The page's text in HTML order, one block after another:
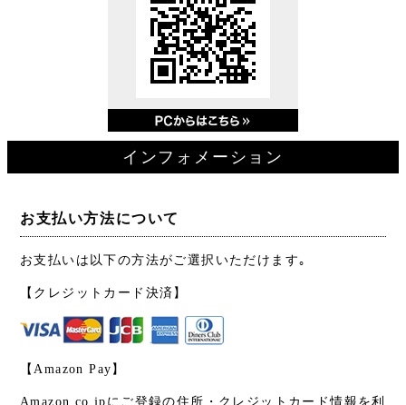
インフォメーション
お支払い方法について
お支払いは以下の方法がご選択いただけます｡
【クレジットカード決済】
【Amazon Pay】
Amazon.co.jpにご登録の住所・クレジットカード情報を利